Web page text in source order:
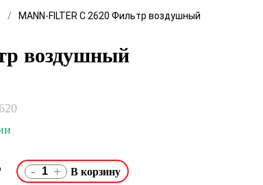
MANN-FILTER C 2620 Фильтр воздушный
воздушный
- +